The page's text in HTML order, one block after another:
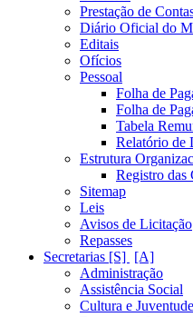
Prestação de
Diário Oficial do
Editais
Ofícios
Pessoal
Folha de
Folha de
Tabela
Relatório de
Estrutura
Registro das
Sitemap
Leis
Avisos de Licitação
Repasses
Secretarias [S]
Administração
Assistência Social
Cultura e Juventude